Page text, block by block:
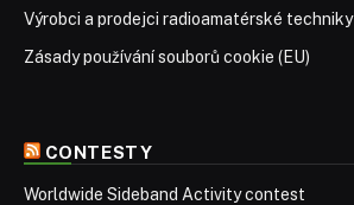
Výrobci a prodejci radioamatérské techniky
Zásady používání souborů cookie (EU)
CONTESTY
Worldwide Sideband Activity contest